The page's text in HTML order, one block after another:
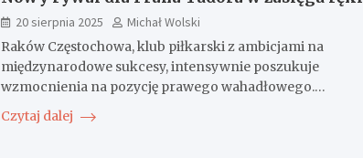
20 sierpnia 2025
Michał Wolski
Raków Częstochowa, klub piłkarski z ambicjami na
międzynarodowe sukcesy, intensywnie poszukuje
wzmocnienia na pozycję prawego wahadłowego.…
Czytaj dalej